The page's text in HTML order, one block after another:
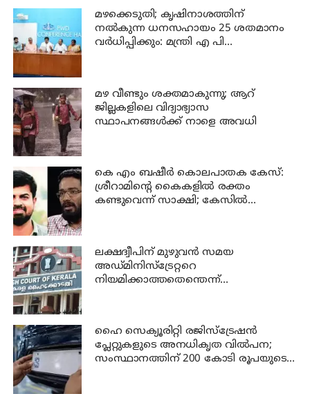
മഴക്കെടുതി; കൃഷിനാശത്തിന്
നല്‍കുന്ന ധനസഹായം 25 ശതമാനം
വര്‍ധിപ്പിക്കും: മന്ത്രി എ പി
മഴ വീണ്ടും ശക്തമാകുന്നു; ആറ്
ജില്ലകളിലെ വിദ്യാഭ്യാസ
സ്ഥാപനങ്ങള്‍ക്ക് നാളെ അവധി
കെ എം ബഷീര്‍ കൊലപാതക കേസ്:
ശ്രീറാമിന്റെ കൈകളില്‍ രക്തം
കണ്ടുവെന്ന് സാക്ഷി; കേസില്‍
ലക്ഷദ്വീപിന് മുഴുവന്‍ സമയ
അഡ്മിനിസ്‌ട്രേറ്ററെ
നിയമിക്കാത്തതെന്തെന്ന്
ഹൈ സെക്യൂരിറ്റി രജിസ്‌ട്രേഷന്‍
പ്ലേറ്റുകളുടെ അനധികൃത വില്‍പന;
സംസ്ഥാനത്തിന് 200 കോടി രൂപയുടെ